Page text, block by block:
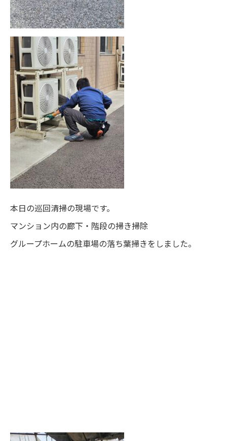
本日の巡回清掃の現場です。
マンション内の廊下・階段の掃き掃除
グループホームの駐車場の落ち葉掃きをしました。